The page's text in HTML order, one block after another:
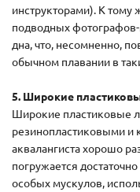
инструкторами). К
подводных
дна, что, несомненно,
обычном плавании в
5. Широкие
Широкие пластиковые
резинопластиковыми и
аквалангиста хорошо
погружается
особых мускулов,